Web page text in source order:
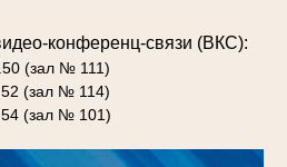
конференц-связи (ВКС):
(зал № 111)
(зал № 114)
(зал № 101)